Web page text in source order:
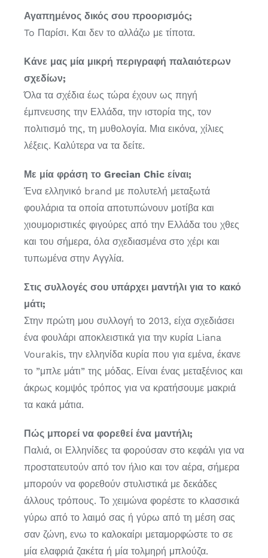
Αγαπημένος δικός σου προορισμός;
To Παρίσι. Και δεν το αλλάζω με τίποτα.
Κάνε μας μία μικρή περιγραφή παλαιότερων
σχεδίων;
Όλα τα σχέδια έως τώρα έχουν ως πηγή
έμπνευσης την Ελλάδα, την ιστορία της, τον
πολιτισμό της, τη μυθολογία. Μια εικόνα, χίλιες
λέξεις. Καλύτερα να τα δείτε.
Με μία φράση το Grecian Chic είναι;
Ένα ελληνικό brand με πολυτελή μεταξωτά
φουλάρια τα οποία αποτυπώνουν μοτίβα και
χιουμοριστικές φιγούρες από την Ελλάδα του χθες
και του σήμερα, όλα σχεδιασμένα στο χέρι και
τυπωμένα στην Αγγλία.
Στις συλλογές σου υπάρχει μαντήλι για το κακό
μάτι;
Στην πρώτη μου συλλογή το 2013, είχα σχεδιάσει
ένα φουλάρι αποκλειστικά για την κυρία Liana
Vourakis, την ελληνίδα κυρία που για εμένα, έκανε
το ”μπλε μάτι” της μόδας. Είναι ένας μεταξένιος και
άκρως κομψός τρόπος για να κρατήσουμε μακριά
τα κακά μάτια.
Πώς μπορεί να φορεθεί ένα μαντήλι;
Παλιά, οι Ελληνίδες τα φορούσαν στο κεφάλι για να
προστατευτούν από τον ήλιο και τον αέρα, σήμερα
μπορούν να φορεθούν στυλιστικά με δεκάδες
άλλους τρόπους. Το χειμώνα φορέστε το κλασσικά
γύρω από το λαιμό σας ή γύρω από τη μέση σας
σαν ζώνη, ενω το καλοκαίρι μεταμορφώστε το σε
μία ελαφριά ζακέτα ή μία τολμηρή μπλούζα.